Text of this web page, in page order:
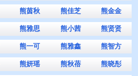
熊茵秋 熊佳芝 熊金金
熊雅思 熊小茜 熊贤贤
熊一可 熊雅鑫 熊智方
熊妍瑶 熊秋蓓 熊晓彤